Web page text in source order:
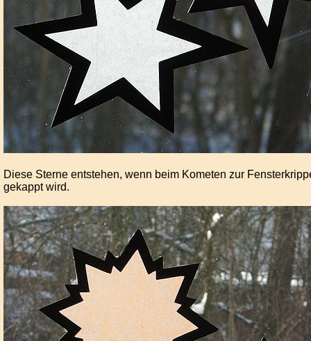
Diese Sterne entstehen, wenn beim Kometen zur
gekappt wird.